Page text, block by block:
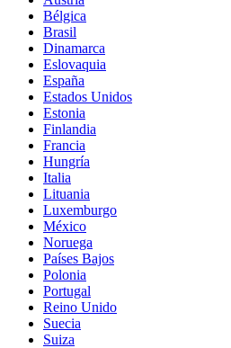
Bélgica
Brasil
Dinamarca
Eslovaquia
España
Estados Unidos
Estonia
Finlandia
Francia
Hungría
Italia
Lituania
Luxemburgo
México
Noruega
Países Bajos
Polonia
Portugal
Reino Unido
Suecia
Suiza